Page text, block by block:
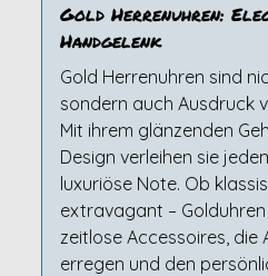
Gold Herrenuhren:
Handgelenk
Gold Herrenuhren sind
sondern auch Ausdruck
Mit ihrem glänzenden
Design verleihen sie
luxuriöse Note. Ob
extravagant –
zeitlose Accessoires, die
erregen und den